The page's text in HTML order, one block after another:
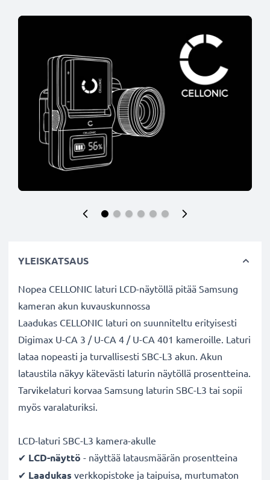
YLEISKATSAUS
Nopea CELLONIC laturi LCD-näytöllä pitää Samsung
kameran akun kuvauskunnossa
Laadukas CELLONIC laturi on suunniteltu erityisesti
Digimax U-CA 3 / U-CA 4 / U-CA 401 kameroille. Laturi
lataa nopeasti ja turvallisesti SBC-L3 akun. Akun
lataustila näkyy kätevästi laturin näytöllä prosentteina.
Tarvikelaturi korvaa Samsung laturin SBC-L3 tai sopii
myös varalaturiksi.
LCD-laturi SBC-L3 kamera-akulle
✔ LCD-näyttö - näyttää latausmäärän prosentteina
✔ Laadukas verkkopistoke ja taipuisa, murtumaton